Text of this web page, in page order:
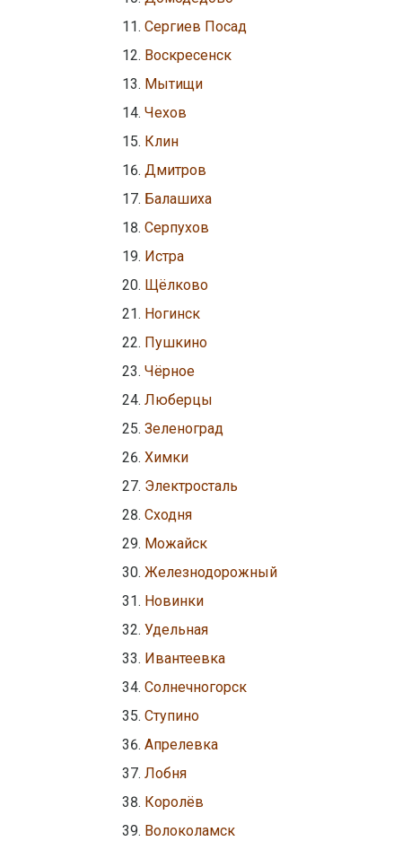
Сергиев Посад
Воскресенск
Мытищи
Чехов
Клин
Дмитров
Балашиха
Серпухов
Истра
Щёлково
Ногинск
Пушкино
Чёрное
Люберцы
Зеленоград
Химки
Электросталь
Сходня
Можайск
Железнодорожный
Новинки
Удельная
Ивантеевка
Солнечногорск
Ступино
Апрелевка
Лобня
Королёв
Волоколамск